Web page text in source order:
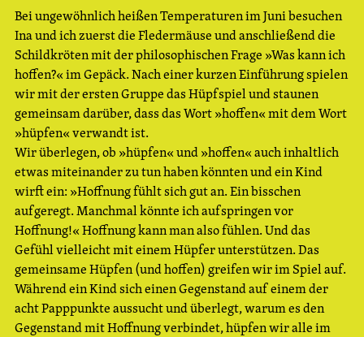
Bei ungewöhnlich heißen Temperaturen im Juni besuchen
Ina und ich zuerst die Fledermäuse und anschließend die
Schildkröten mit der philosophischen Frage »Was kann ich
hoffen?« im Gepäck. Nach einer kurzen Einführung spielen
wir mit der ersten Gruppe das Hüpfspiel und staunen
gemeinsam darüber, dass das Wort »hoffen« mit dem Wort
»hüpfen« verwandt ist.
Wir überlegen, ob »hüpfen« und »hoffen« auch inhaltlich
etwas miteinander zu tun haben könnten und ein Kind
wirft ein: »Hoffnung fühlt sich gut an. Ein bisschen
aufgeregt. Manchmal könnte ich aufspringen vor
Hoffnung!« Hoffnung kann man also fühlen. Und das
Gefühl vielleicht mit einem Hüpfer unterstützen. Das
gemeinsame Hüpfen (und hoffen) greifen wir im Spiel auf.
Während ein Kind sich einen Gegenstand auf einem der
acht Papppunkte aussucht und überlegt, warum es den
Gegenstand mit Hoffnung verbindet, hüpfen wir alle im